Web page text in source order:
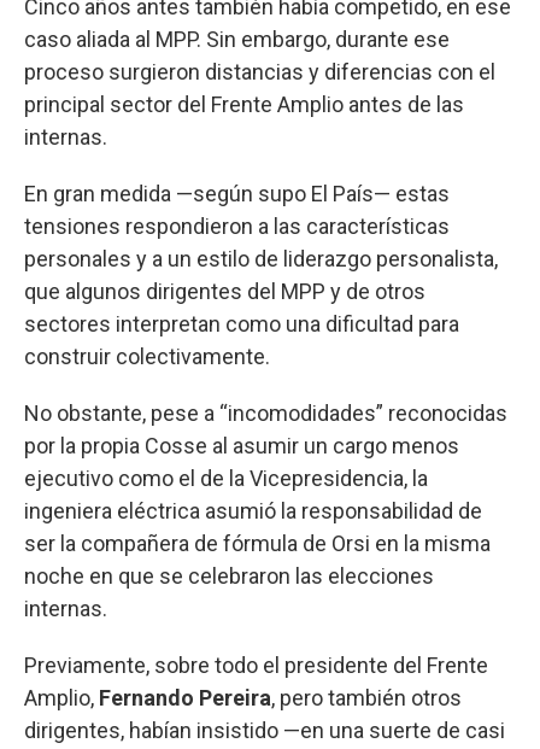
Cinco años antes también había competido, en ese
caso aliada al MPP. Sin embargo, durante ese
proceso surgieron distancias y diferencias con el
principal sector del Frente Amplio antes de las
internas.
En gran medida —según supo El País— estas
tensiones respondieron a las características
personales y a un estilo de liderazgo personalista,
que algunos dirigentes del MPP y de otros
sectores interpretan como una dificultad para
construir colectivamente.
No obstante, pese a “incomodidades” reconocidas
por la propia Cosse al asumir un cargo menos
ejecutivo como el de la Vicepresidencia, la
ingeniera eléctrica asumió la responsabilidad de
ser la compañera de fórmula de Orsi en la misma
noche en que se celebraron las elecciones
internas.
Previamente, sobre todo el presidente del Frente
Amplio, Fernando Pereira, pero también otros
dirigentes, habían insistido —en una suerte de casi